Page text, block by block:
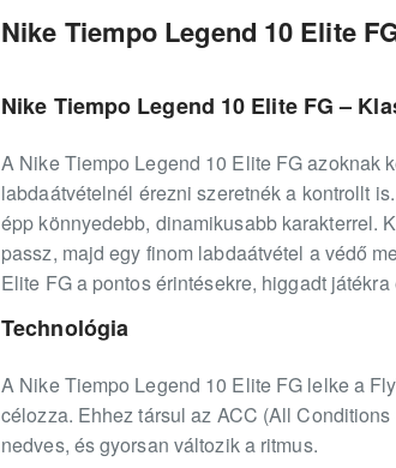
Nike Tiempo Legend 10 Elite
Nike Tiempo Legend 10 Elite FG –
A Nike Tiempo Legend 10 Elite FG azoknak
labdaátvételnél érezni szeretnék a kontrollt
épp könnyedebb, dinamikusabb karakterrel.
passz, majd egy finom labdaátvétel a védő
Elite FG a pontos érintésekre, higgadt
Technológia
A Nike Tiempo Legend 10 Elite FG lelke a
célozza. Ehhez társul az ACC (All
nedves, és gyorsan változik a ritmus.